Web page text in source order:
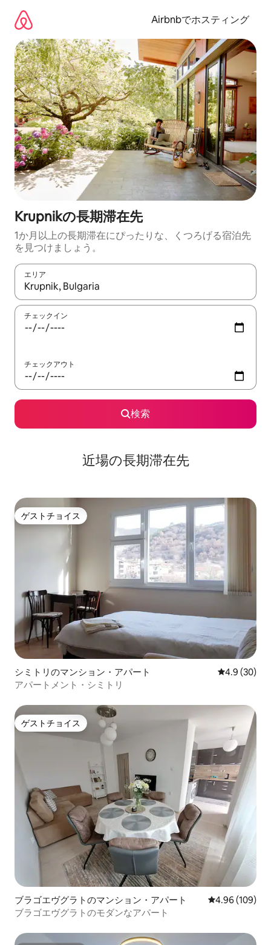
Airbnbでホスティング
Krupnikの長期滞在先
1か月以上の長期滞在にぴったりな、くつろげる宿泊先
を見つけましょう。
エリア
検索結果が表示されたら、上下の矢印キーを使って移動するか
チェックイン
チェックアウト
検索
近場の長期滞在先
ゲストチョイス
ゲストチョイス
シミトリのマンション・アパート レビュー30
4.9 (30)
アパートメント・シミトリ
ゲストチョイス
ゲストチョイス
ブラゴエヴグラトのマンション・アパート レビュー109
4.96 (109)
ブラゴエヴグラトのモダンなアパート